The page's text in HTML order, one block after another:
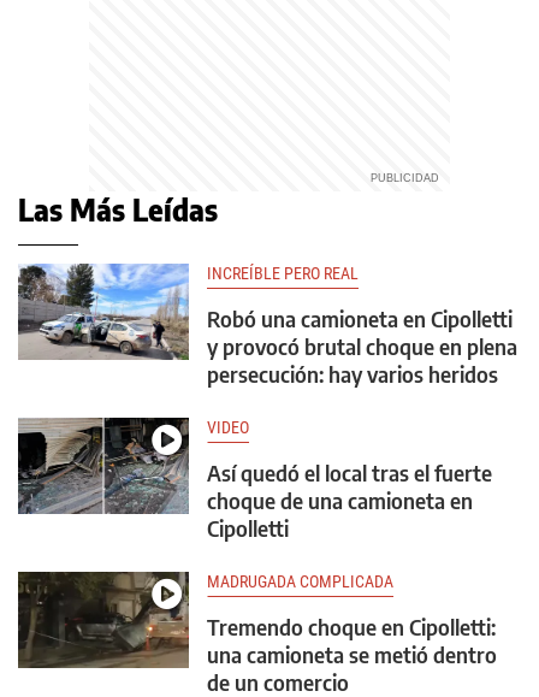
Las Más Leídas
INCREÍBLE PERO REAL
Robó una camioneta en Cipolletti
y provocó brutal choque en plena
persecución: hay varios heridos
VIDEO
Así quedó el local tras el fuerte
choque de una camioneta en
Cipolletti
MADRUGADA COMPLICADA
Tremendo choque en Cipolletti:
una camioneta se metió dentro
de un comercio